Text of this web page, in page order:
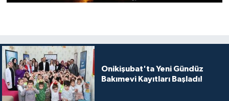
Onikişubat'ta Yeni Gündüz
Bakımevi Kayıtları Başladı!